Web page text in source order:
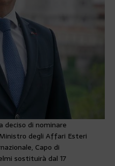
deciso di nominare
degli Affari Esteri
Capo di
sostituirà dal 17